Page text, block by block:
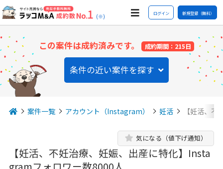
(※) ログイン 新規登録（無料）
この案件は成約済みです。 成約期間：215日
条件の近い案件を探す
案件一覧 アカウント（Instagram） 妊活 【妊活、
【妊活、不妊治療、妊娠、出産に特化】Insta
気になる（値下げ通知）